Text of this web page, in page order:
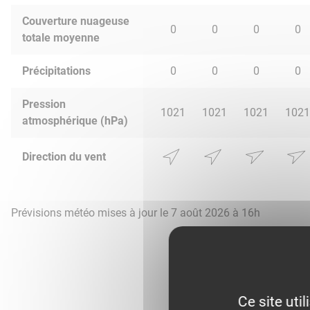
Couverture nuageuse
totale moyenne
0 0 0 0
Précipitations 0 0 0 0
Pression
atmosphérique (hPa)
1021 1021 1021 1021
Direction du vent
Prévisions météo mises à jour le 7 août 2026 à 16h
Ce site